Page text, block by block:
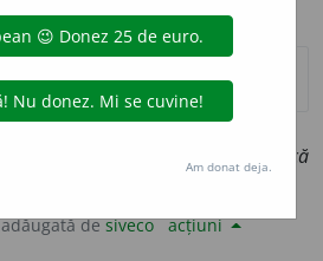
(Cântă ca să-și mai potolească
adăugată desiveco acțiuni
Am donat deja.